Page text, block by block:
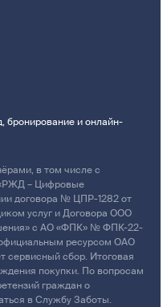
бронирование и онлайн-
в том числе с
– Цифровые
договора № ЦПР-1282 от
услуг и Договора ООО
с АО «ФПК» № ФПК-22-
официальным ресурсом ОАО
сервисный сбор. Итоговая
покупки. По вопросам
граждан о
в Службу Заботы.